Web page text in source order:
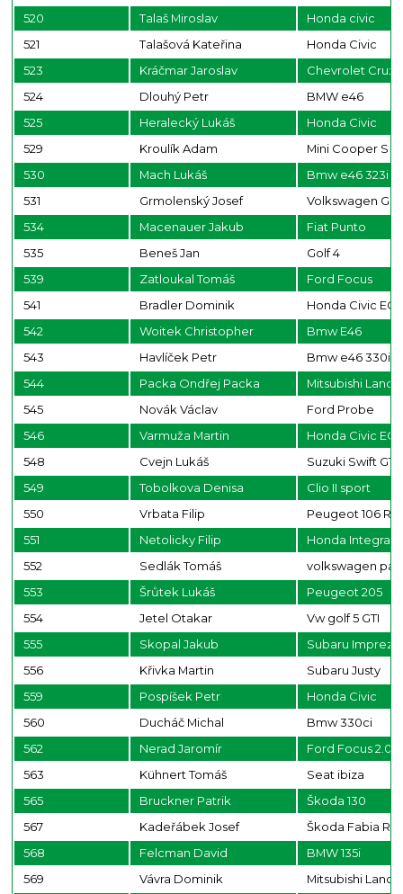
520
Talaš Miroslav
Honda civic
521
Talašová Kateřina
Honda Civic
523
Kráčmar Jaroslav
Chevrolet Cruze
524
Dlouhý Petr
BMW e46
525
Heralecký Lukáš
Honda Civic
529
Kroulík Adam
Mini Cooper S
530
Mach Lukáš
Bmw e46 323i
531
Grmolenský Josef
Volkswagen
534
Macenauer Jakub
Fiat Punto
535
Beneš Jan
Golf 4
539
Zatloukal Tomáš
Ford Focus
541
Bradler Dominik
Honda Civic EG
542
Woitek Christopher
Bmw E46
543
Havlíček Petr
Bmw e46 330i
544
Packa Ondřej Packa
Mitsubishi
545
Novák Václav
Ford Probe
546
Varmuža Martin
Honda Civic EG
548
Cvejn Lukáš
Suzuki Swift GTi
549
Tobolkova Denisa
Clio II sport
550
Vrbata Filip
Peugeot 106
551
Netolicky Filip
Honda Integra
552
Sedlák Tomáš
volkswagen
553
Šrůtek Lukáš
Peugeot 205
554
Jetel Otakar
Vw golf 5 GTI
555
Skopal Jakub
Subaru Impreza
556
Křivka Martin
Subaru Justy
559
Pospíšek Petr
Honda Civic
560
Ducháč Michal
Bmw 330ci
562
Nerad Jaromír
Ford Focus 2.0
563
Kühnert Tomáš
Seat ibiza
565
Bruckner Patrik
Škoda 130
567
Kadeřábek Josef
Škoda Fabia RS
568
Felcman David
BMW 135i
569
Vávra Dominik
Mitsubishi